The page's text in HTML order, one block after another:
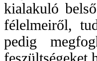
kialakuló
félelmeiről,
pedig